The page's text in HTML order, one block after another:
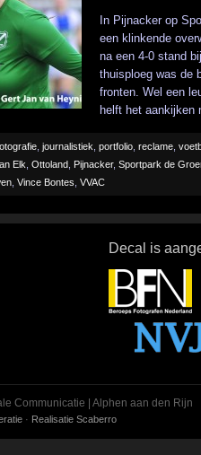
In Pijnacker op
een klinkende
na een 4-0 stand
thuisploeg was de
fronten. Wel een
helft het aankijken
journalistiek portfolio reclame
Elk Ottoland Pijnacker, Sportpark de
Vince Bontes VVAC
Decal is
Communicatie | Alphen aan den Rijn
· Realisatie Scaberro